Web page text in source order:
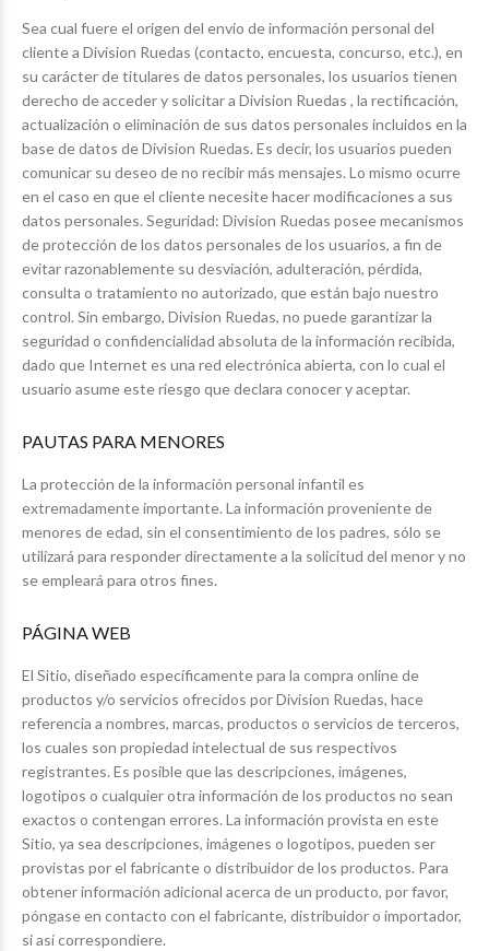
Sea cual fuere el origen del envío de información personal del
cliente a Division Ruedas (contacto, encuesta, concurso, etc.), en
su carácter de titulares de datos personales, los usuarios tienen
derecho de acceder y solicitar a Division Ruedas , la rectificación,
actualización o eliminación de sus datos personales incluidos en la
base de datos de Division Ruedas. Es decir, los usuarios pueden
comunicar su deseo de no recibir más mensajes. Lo mismo ocurre
en el caso en que el cliente necesite hacer modificaciones a sus
datos personales. Seguridad: Division Ruedas posee mecanismos
de protección de los datos personales de los usuarios, a fin de
evitar razonablemente su desviación, adulteración, pérdida,
consulta o tratamiento no autorizado, que están bajo nuestro
control. Sin embargo, Division Ruedas, no puede garantizar la
seguridad o confidencialidad absoluta de la información recibida,
dado que Internet es una red electrónica abierta, con lo cual el
usuario asume este riesgo que declara conocer y aceptar.
PAUTAS PARA MENORES
La protección de la información personal infantil es
extremadamente importante. La información proveniente de
menores de edad, sin el consentimiento de los padres, sólo se
utilizará para responder directamente a la solicitud del menor y no
se empleará para otros fines.
PÁGINA WEB
El Sitio, diseñado específicamente para la compra online de
productos y/o servicios ofrecidos por Division Ruedas, hace
referencia a nombres, marcas, productos o servicios de terceros,
los cuales son propiedad intelectual de sus respectivos
registrantes. Es posible que las descripciones, imágenes,
logotipos o cualquier otra información de los productos no sean
exactos o contengan errores. La información provista en este
Sitio, ya sea descripciones, imágenes o logotipos, pueden ser
provistas por el fabricante o distribuidor de los productos. Para
obtener información adicional acerca de un producto, por favor,
póngase en contacto con el fabricante, distribuidor o importador,
si así correspondiere.